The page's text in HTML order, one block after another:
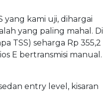
yang kami uji, dihargai
yang paling mahal. Di
TSS) seharga Rp 355,2
E bertransmisi manual.
entry level, kisaran